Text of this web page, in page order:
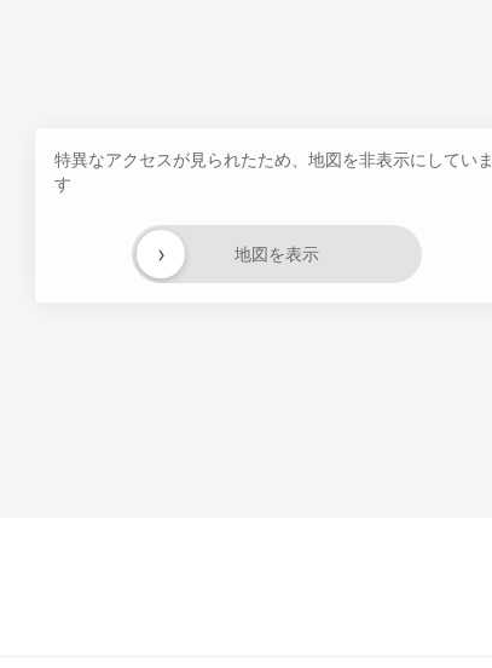
特異なアクセスが見られたため、地図を非表示にしていま
す
地図を表示
›